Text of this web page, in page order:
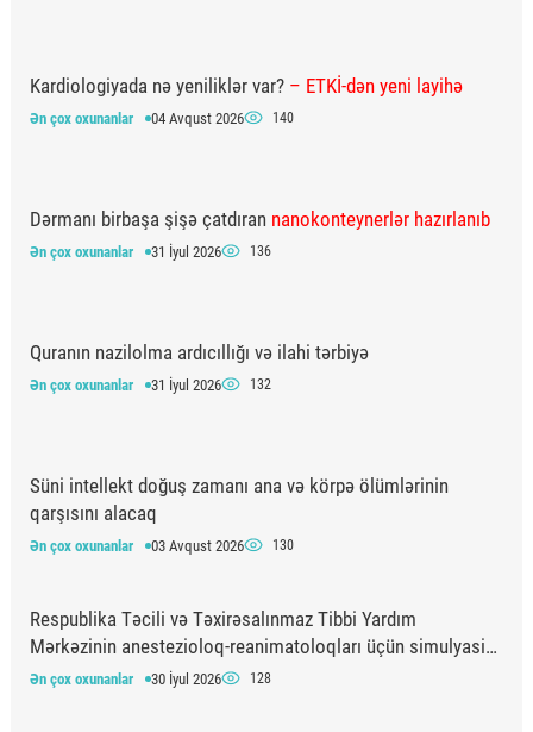
Kardiologiyada nə yeniliklər var? – ETKİ-dən yeni layihə
Ən çox oxunanlar 04 Avqust 2026 140
Dərmanı birbaşa şişə çatdıran nanokonteynerlər hazırlanıb
Ən çox oxunanlar 31 İyul 2026 136
Quranın nazilolma ardıcıllığı və ilahi tərbiyə
Ən çox oxunanlar 31 İyul 2026 132
Süni intellekt doğuş zamanı ana və körpə ölümlərinin
qarşısını alacaq
Ən çox oxunanlar 03 Avqust 2026 130
Respublika Təcili və Təxirəsalınmaz Tibbi Yardım
Mərkəzinin anestezioloq-reanimatoloqları üçün simulyasiya
təlimi keçirilib
Ən çox oxunanlar 30 İyul 2026 128